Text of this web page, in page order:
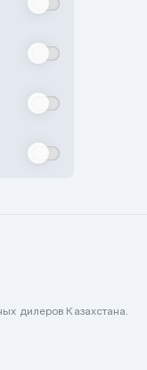
дилеров Казахстана.